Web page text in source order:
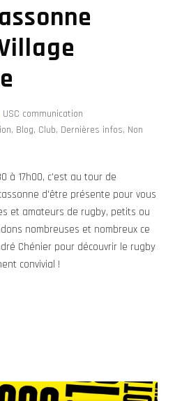
USC communication
, Blog, Club, Dernières infos, Non
à 17h00, c'est au tour de
d'être présente pour vous
et amateurs de rugby, petits ou
nombreuses et nombreux ce
Chénier pour découvrir le rugby
convivial !